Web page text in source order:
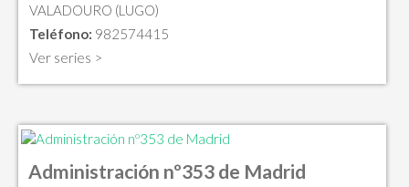
VALADOURO (LUGO)
Teléfono: 982574415
Ver series >
Administración nº353 de Madrid